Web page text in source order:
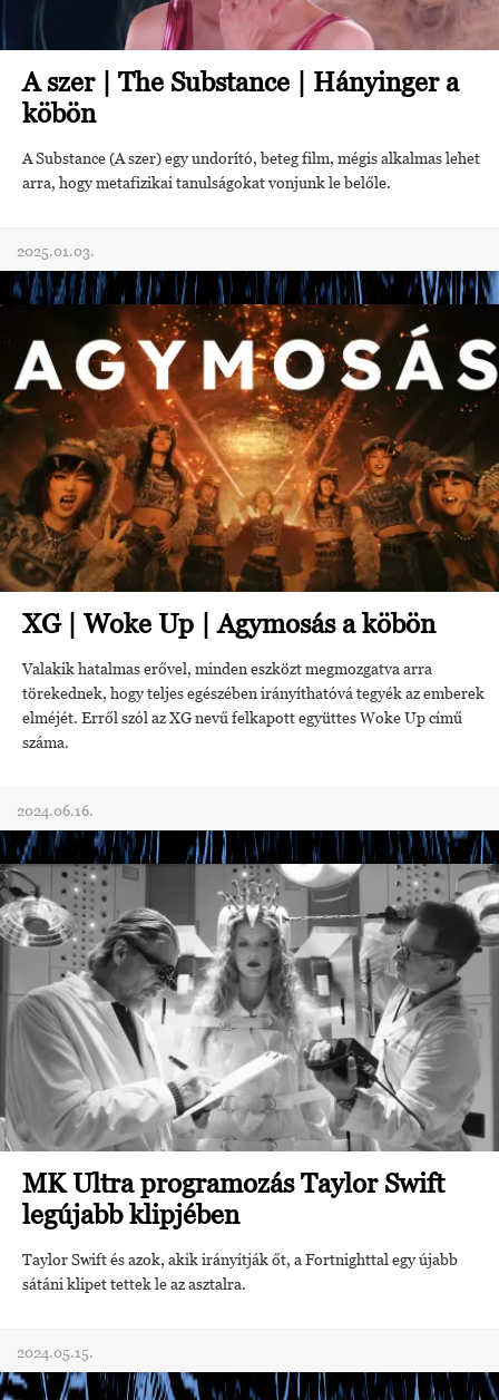
A szer | The Substance | Hányinger a
köbön
A Substance (A szer) egy undorító, beteg film, mégis alkalmas lehet
arra, hogy metafizikai tanulságokat vonjunk le belőle.
2025.01.03.
XG | Woke Up | Agymosás a köbön
Valakik hatalmas erővel, minden eszközt megmozgatva arra
törekednek, hogy teljes egészében irányíthatóvá tegyék az emberek
elméjét. Erről szól az XG nevű felkapott együttes Woke Up című
száma.
2024.06.16.
MK Ultra programozás Taylor Swift
legújabb klipjében
Taylor Swift és azok, akik irányítják őt, a Fortnighttal egy újabb
sátáni klipet tettek le az asztalra.
2024.05.15.